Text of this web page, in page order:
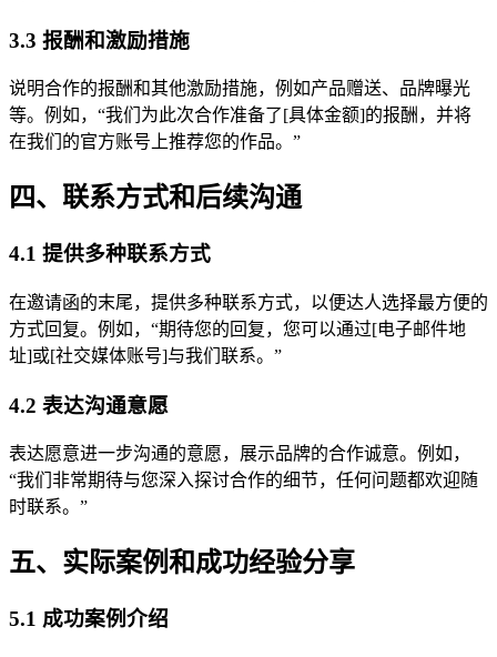
3.3 报酬和激励措施
说明合作的报酬和其他激励措施，例如产品赠送、品牌曝光
等。例如，“我们为此次合作准备了[具体金额]的报酬，并将
在我们的官方账号上推荐您的作品。”
四、联系方式和后续沟通
4.1 提供多种联系方式
在邀请函的末尾，提供多种联系方式，以便达人选择最方便的
方式回复。例如，“期待您的回复，您可以通过[电子邮件地
址]或[社交媒体账号]与我们联系。”
4.2 表达沟通意愿
表达愿意进一步沟通的意愿，展示品牌的合作诚意。例如，
“我们非常期待与您深入探讨合作的细节，任何问题都欢迎随
时联系。”
五、实际案例和成功经验分享
5.1 成功案例介绍